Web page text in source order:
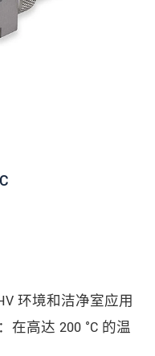
环境和洁净室应用
在高达 200 °C 的温